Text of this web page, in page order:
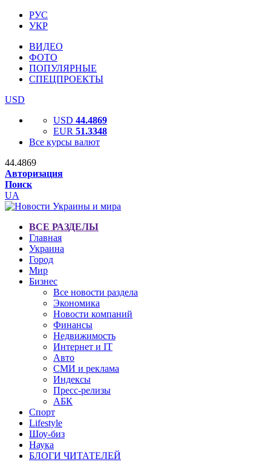
РУС
УКР
ВИДЕО
ФОТО
ПОПУЛЯРНЫЕ
СПЕЦПРОЕКТЫ
USD
USD 44.4869
EUR 51.3348
Все курсы валют
44.4869
Авторизация
Поиск
UA
ВСЕ РАЗДЕЛЫ
Главная
Украина
Город
Мир
Бизнес
Все новости раздела
Экономика
Новости компаний
Финансы
Недвижимость
Интернет и IT
Авто
СМИ и реклама
Индексы
Пресс-релизы
АБК
Спорт
Lifestyle
Шоу-биз
Наука
БЛОГИ ЧИТАТЕЛЕЙ